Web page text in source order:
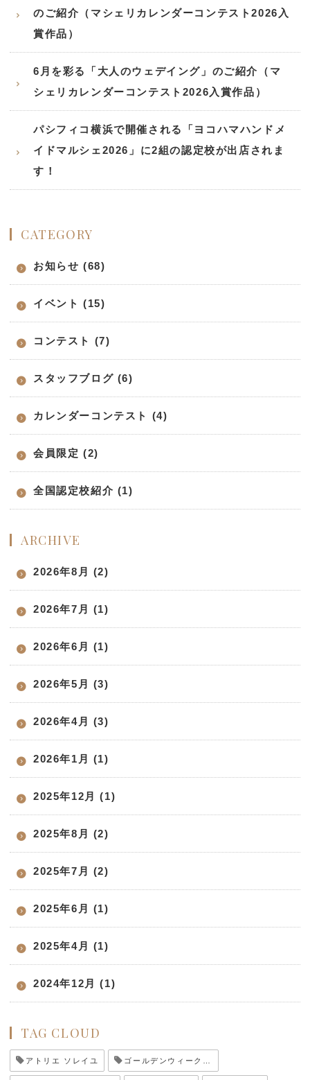
のご紹介（マシェリカレンダーコンテスト2026入
賞作品）
6月を彩る「大人のウェデイング」のご紹介（マ
シェリカレンダーコンテスト2026入賞作品）
パシフィコ横浜で開催される「ヨコハマハンドメ
イドマルシェ2026」に2組の認定校が出店されま
す！
CATEGORY
お知らせ (68)
イベント (15)
コンテスト (7)
スタッフブログ (6)
カレンダーコンテスト (4)
会員限定 (2)
全国認定校紹介 (1)
ARCHIVE
2026年8月 (2)
2026年7月 (1)
2026年6月 (1)
2026年5月 (3)
2026年4月 (3)
2026年1月 (1)
2025年12月 (1)
2025年8月 (2)
2025年7月 (2)
2025年6月 (1)
2025年4月 (1)
2024年12月 (1)
TAG CLOUD
アトリエ ソレイユ ゴールデンウィーク休業